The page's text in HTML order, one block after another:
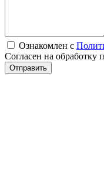
Ознакомлен с
Согласен на обработку
Отправить